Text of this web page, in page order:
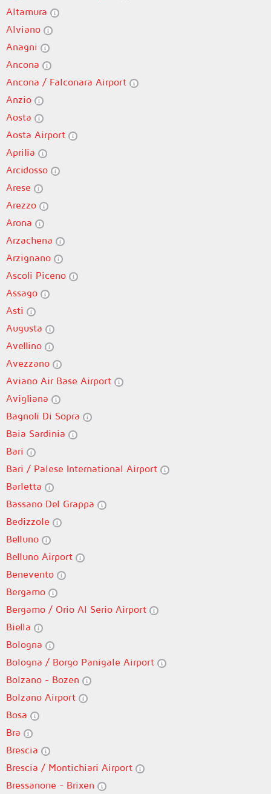
Altamura
Alviano
Anagni
Ancona
Ancona / Falconara Airport
Anzio
Aosta
Aosta Airport
Aprilia
Arcidosso
Arese
Arezzo
Arona
Arzachena
Arzignano
Ascoli Piceno
Assago
Asti
Augusta
Avellino
Avezzano
Aviano Air Base Airport
Avigliana
Bagnoli Di Sopra
Baia Sardinia
Bari
Bari / Palese International Airport
Barletta
Bassano Del Grappa
Bedizzole
Belluno
Belluno Airport
Benevento
Bergamo
Bergamo / Orio Al Serio Airport
Biella
Bologna
Bologna / Borgo Panigale Airport
Bolzano - Bozen
Bolzano Airport
Bosa
Bra
Brescia
Brescia / Montichiari Airport
Bressanone - Brixen